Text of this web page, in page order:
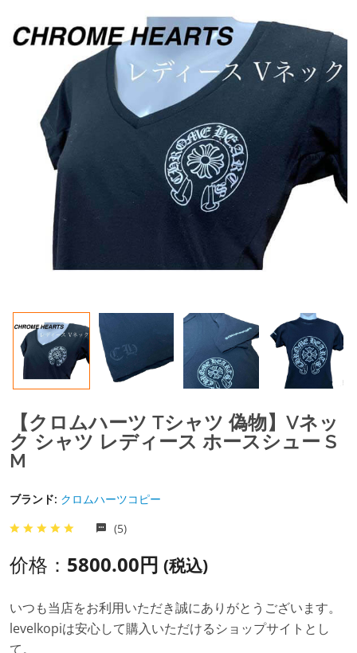
【クロムハーツ Tシャツ 偽物】Vネッ
ク シャツ レディース ホースシュー S
M
ブランド: クロムハーツコピー
(5)
价格： 5800.00円 (税込)
いつも当店をお利用いただき誠にありがとうございます。
levelkopiは安心して購入いただけるショップサイトとし
て。